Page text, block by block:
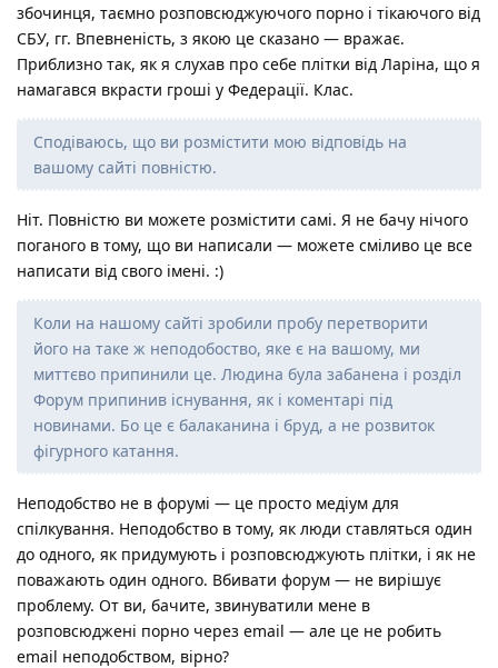
збочинця, таємно розповсюджуючого порно і тікаючого від
СБУ, гг. Впевненість, з якою це сказано — вражає.
Приблизно так, як я слухав про себе плітки від Ларіна, що я
намагався вкрасти гроші у Федерації. Клас.
Сподіваюсь, що ви розмістити мою відповідь на
вашому сайті повністю.
Ніт. Повністю ви можете розмістити самі. Я не бачу нічого
поганого в тому, що ви написали — можете сміливо це все
написати від свого імені. :)
Коли на нашому сайті зробили пробу перетворити
його на таке ж неподобоство, яке є на вашому, ми
миттєво припинили це. Людина була забанена і розділ
Форум припинив існування, як і коментарі під
новинами. Бо це є балаканина і бруд, а не розвиток
фігурного катання.
Неподобство не в форумі — це просто медіум для
спілкування. Неподобство в тому, як люди ставляться один
до одного, як придумують і розповсюджують плітки, і як не
поважають один одного. Вбивати форум — не вирішує
проблему. От ви, бачите, звинуватили мене в
розповсюджені порно через email — але це не робить
email неподобством, вірно?